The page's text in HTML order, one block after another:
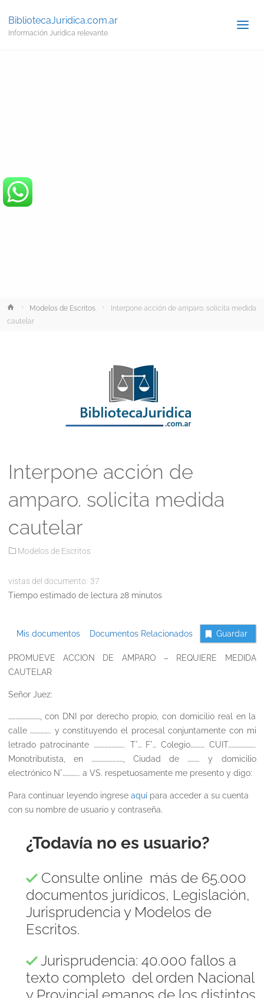
BibliotecaJuridica.com.ar
Información Jurídica relevante.
InicioModelos de Escritos
Interpone acción de amparo. solicita medida
cautelar
Interpone acción de
amparo. solicita medida
cautelar
Modelos de Escritos
vistas del documento: 37
Tiempo estimado de lectura 28 minutos
Mis documentos Documentos Relacionados Guardar
PROMUEVE ACCION DE AMPARO – REQUIERE MEDIDA
CAUTELAR
Señor Juez:
………………………, con DNI por derecho propio, con domicilio real en la
calle …………….. y constituyendo el procesal conjuntamente con mi
letrado patrocinante …………………….. T°… F°… Colegio………… CUIT…………………..
Monotributista, en ………………………, Ciudad de ………. y domicilio
electrónico N°………….. a VS. respetuosamente me presento y digo:
Para continuar leyendo ingrese aquípara acceder a su cuenta
con su nombre de usuario y contraseña.
¿Todavía no es usuario?
Consulte online más de 65.000
documentos jurídicos, Legislación,
Jurisprudencia y Modelos de
Escritos.
Jurisprudencia: 40.000 fallos a
texto completo del orden Nacional